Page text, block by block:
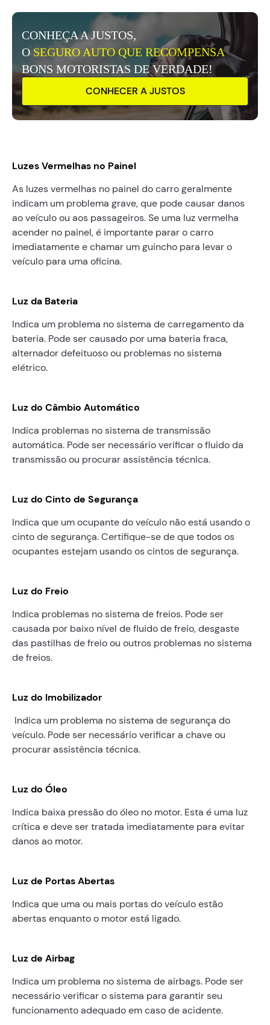
CONHEÇA A JUSTOS,
OSEGURO AUTO QUE RECOMPENSA
BONS MOTORISTAS DE VERDADE!
CONHECER A JUSTOS
Luzes Vermelhas no Painel
As luzes vermelhas no painel do carro geralmente
indicam um problema grave, que pode causar danos
ao veículo ou aos passageiros. Se uma luz vermelha
acender no painel, é importante parar o carro
imediatamente e chamar um guincho para levar o
veículo para uma oficina.
Luz da Bateria
Indica um problema no sistema de carregamento da
bateria. Pode ser causado por uma bateria fraca,
alternador defeituoso ou problemas no sistema
elétrico.
Luz do Câmbio Automático
Indica problemas no sistema de transmissão
automática. Pode ser necessário verificar o fluido da
transmissão ou procurar assistência técnica.
Luz do Cinto de Segurança
Indica que um ocupante do veículo não está usando o
cinto de segurança. Certifique-se de que todos os
ocupantes estejam usando os cintos de segurança.
Luz do Freio
Indica problemas no sistema de freios. Pode ser
causada por baixo nível de fluido de freio, desgaste
das pastilhas de freio ou outros problemas no sistema
de freios.
Luz do Imobilizador
Indica um problema no sistema de segurança do
veículo. Pode ser necessário verificar a chave ou
procurar assistência técnica.
Luz do Óleo
Indica baixa pressão do óleo no motor. Esta é uma luz
crítica e deve ser tratada imediatamente para evitar
danos ao motor.
Luz de Portas Abertas
Indica que uma ou mais portas do veículo estão
abertas enquanto o motor está ligado.
Luz de Airbag
Indica um problema no sistema de airbags. Pode ser
necessário verificar o sistema para garantir seu
funcionamento adequado em caso de acidente.